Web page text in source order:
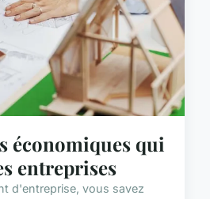
économiques qui
entreprises
d'entreprise, vous savez